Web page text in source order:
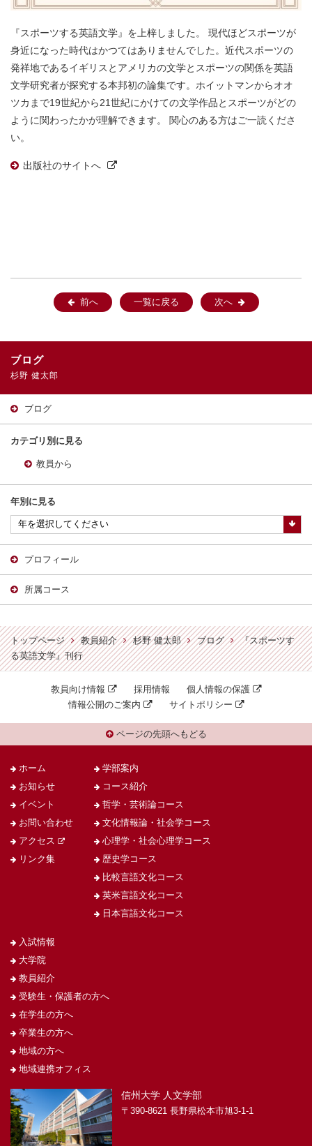
『スポーツする英語文学』を上梓しました。 現代ほどスポーツが
身近になった時代はかつてはありませんでした。近代スポーツの
発祥地であるイギリスとアメリカの文学とスポーツの関係を英語
文学研究者が探究する本邦初の論集です。ホイットマンからオオ
ツカまで19世紀から21世紀にかけての文学作品とスポーツがどの
ように関わったかが理解できます。 関心のある方はご一読くださ
い。
出版社のサイトへ
前へ 一覧に戻る 次へ
ブログ
杉野 健太郎
ブログ
カテゴリ別に見る
教員から
年別に見る
プロフィール
所属コース
トップページ 教員紹介 杉野 健太郎 ブログ
『スポーツす
る英語文学』刊行
教員向け情報 採用情報
個人情報の保護
情報公開のご案内
サイトポリシー
ページの先頭へもどる
ホーム
お知らせ
イベント
お問い合わせ
アクセス
リンク集
学部案内
コース紹介
哲学・芸術論コース
文化情報論・社会学コース
心理学・社会心理学コース
歴史学コース
比較言語文化コース
英米言語文化コース
日本言語文化コース
入試情報
大学院
教員紹介
受験生・保護者の方へ
在学生の方へ
卒業生の方へ
地域の方へ
地域連携オフィス
信州大学 人文学部
〒390-8621 長野県松本市旭3-1-1